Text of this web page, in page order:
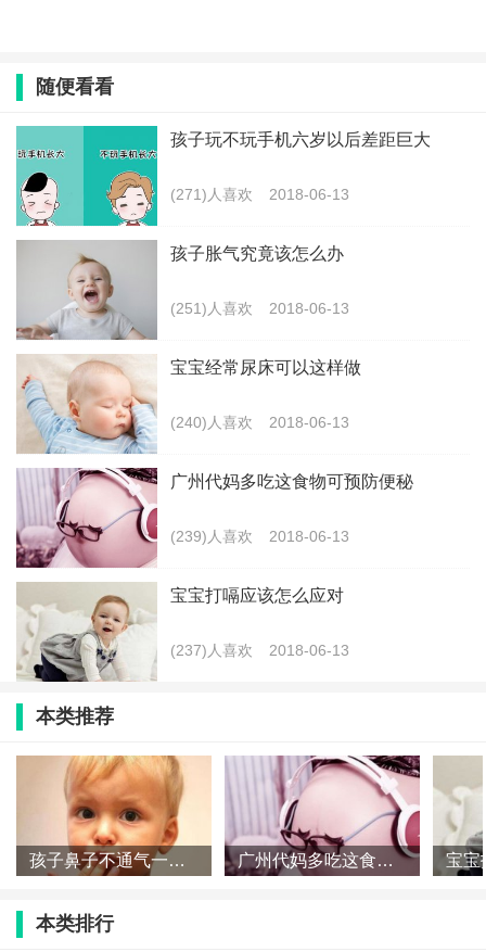
随便看看
孩子玩不玩手机六岁以后差距巨大
(271)人喜欢 2018-06-13
孩子胀气究竟该怎么办
(251)人喜欢 2018-06-13
宝宝经常尿床可以这样做
(240)人喜欢 2018-06-13
广州代妈多吃这食物可预防便秘
(239)人喜欢 2018-06-13
宝宝打嗝应该怎么应对
(237)人喜欢 2018-06-13
本类推荐
孩子鼻子不通气一定要这么做 广州代妈多吃这食物可预防便秘
本类排行